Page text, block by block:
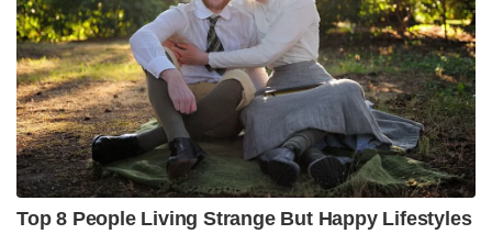
മെറ്റയുടെ അൽഗോരിതത്തിൽ മാറ്റം വരുത്താൻ
കേന്ദ്രസർക്കാർ നിർദ്ദേശം ; ഡീപ്‌ഫെയ്ക്കുകൾക്കും
വ്യാജ പ്രചാരണങ്ങൾക്കും തടയിടും
ഒടുവിൽ 17 ഡോക്ടർമാർ പരാജയപ്പെട്ടിടത്ത് ഏതാനും
സമയം കൊണ്ട് തന്നെ ആർട്ടിഫിഷ്യൽ ഇന്റലിജൻസ്
അലക്സിന്റെ രോഗനിർണയം നടത്തി. ടെതേർഡ്
കോർഡ് സിൻഡ്രോം എന്ന സുഷുമ്‌നാ നാഡിയെ